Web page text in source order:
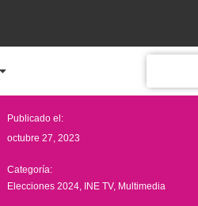
Publicado el:
octubre 27, 2023
Categoría:
Elecciones 2024 INE TV, Multimedia